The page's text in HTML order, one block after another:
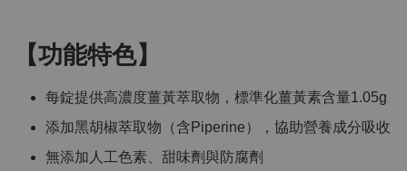
【功能特色】
每錠提供高濃度薑黃萃取物，標準化薑黃素含量1.05g
添加黑胡椒萃取物（含Piperine），協助營養成分吸收
無添加人工色素、甜味劑與防腐劑